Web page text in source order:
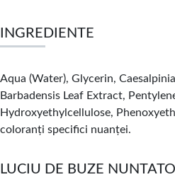
INGREDIENTE
Aqua (Water), Glycerin,
Barbadensis Leaf Extract,
Hydroxyethylcellulose,
coloranți specifici nuanței.
LUCIU DE BUZE